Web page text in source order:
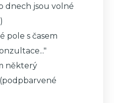
dnech jsou volné
pole s časem
některý